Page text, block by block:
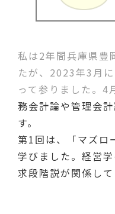
私は2年間兵庫県豊
たが、2023年3月
って参りました。4
務会計論や管理会
す。
第1回は、「マズロ
学びました。経営
求段階説が関係し